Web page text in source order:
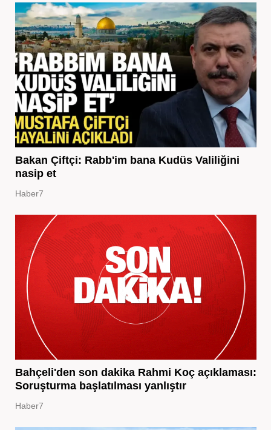
Bakan Çiftçi: Rabb'im bana Kudüs Valiliğini
nasip et
Haber7
Bahçeli'den son dakika Rahmi Koç açıklaması:
Soruşturma başlatılması yanlıştır
Haber7